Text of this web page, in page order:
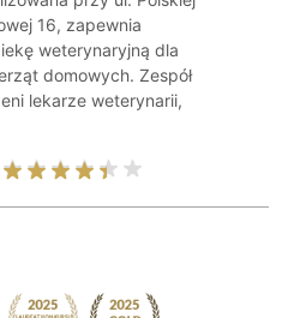
16, zapewnia
weterynaryjną dla
domowych. Zespół
lekarze weterynarii,